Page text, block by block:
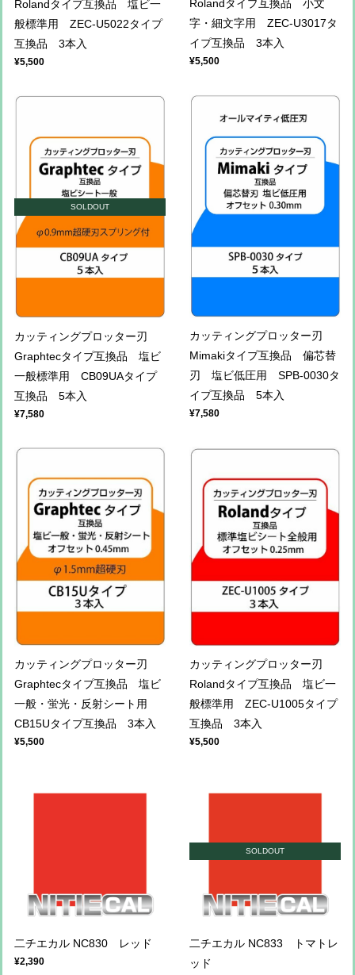
Rolandタイプ互換品 塩ビ一
般標準用 ZEC-U5022タイプ
互換品 3本入
¥5,500
Rolandタイプ互換品 小文
字・細文字用 ZEC-U3017タ
イプ互換品 3本入
¥5,500
SOLDOUT
カッティングプロッター刃
Graphtecタイプ互換品 塩ビ
一般標準用 CB09UAタイプ
互換品 5本入
¥7,580
カッティングプロッター刃
Mimakiタイプ互換品 偏芯替
刃 塩ビ低圧用 SPB-0030タ
イプ互換品 5本入
¥7,580
カッティングプロッター刃
Graphtecタイプ互換品 塩ビ
一般・蛍光・反射シート用
CB15Uタイプ互換品 3本入
¥5,500
カッティングプロッター刃
Rolandタイプ互換品 塩ビ一
般標準用 ZEC-U1005タイプ
互換品 3本入
¥5,500
二チエカル NC830 レッド
¥2,390
SOLDOUT
二チエカル NC833 トマトレ
ッド